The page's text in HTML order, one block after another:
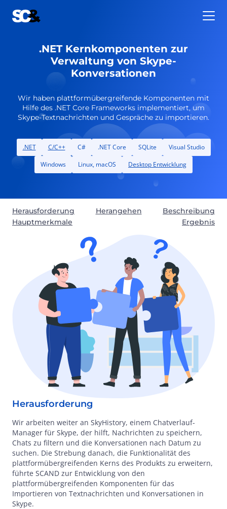
Inhalt
.NET Kernkomponenten zur
Verwaltung von Skype-
Konversationen
Wir haben plattformübergreifende Komponenten mit
Hilfe des .NET Core Frameworks implementiert, um
Skype-Textnachrichten und Gespräche zu importieren.
.NET C/C++ C# .NET Core SQLite
Visual Studio
Windows
Linux, macOS Desktop Entwicklung
Herausforderung Herangehen
Beschreibung
Hauptmerkmale
Ergebnis
Herausforderung
Wir arbeiten weiter an SkyHistory, einem Chatverlauf-
Manager für Skype, der hilft, Nachrichten zu speichern,
Chats zu filtern und die Konversationen nach Datum zu
suchen. Die Strebung danach, die Funktionalität des
plattformübergreifenden Kerns des Produkts zu erweitern,
führte SCAND zur Entwicklung von den
plattformübergreifenden Komponenten für das
Importieren von Textnachrichten und Konversationen in
Skype.